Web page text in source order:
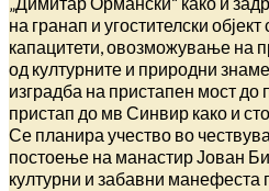
на гранап и угостителски
капацитети, овозможување на
од културните и природни
изградба на пристапен мост
пристап до мв Синвир како и
Се планира учество во
постоење на манастир Јован
културни и забавни манефеста